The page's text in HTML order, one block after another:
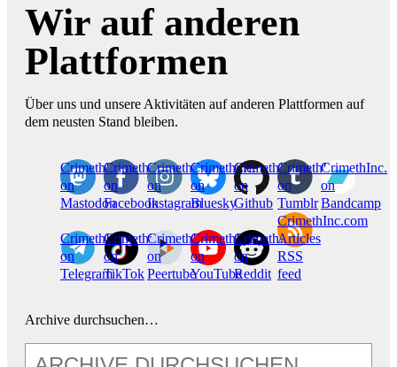
Wir auf anderen
Plattformen
Über uns und unsere Aktivitäten auf anderen Plattformen auf
dem neusten Stand bleiben.
CrimethInc.
on
Mastodon
Crimethinc.
on
Facebook
Crimethinc.
on
Instagram
Crimethinc.
on
Bluesky
CrimethInc.
on
Github
CrimethInc.
on
Tumblr
CrimethInc.
on
Bandcamp
CrimethInc.
on
Telegram
Crimethinc.
on
TikTok
CrimethInc.
on
Peertube
CrimethInc.
on
YouTube
CrimethInc.
on
Reddit
CrimethInc.com
Articles
RSS
feed
Archive durchsuchen…